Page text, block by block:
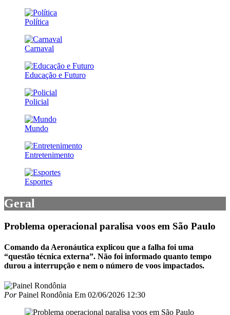
Política
Carnaval
Educação e Futuro
Policial
Mundo
Entretenimento
Esportes
Geral
Problema operacional paralisa voos em São Paulo
Comando da Aeronáutica explicou que a falha foi uma
“questão técnica externa”. Não foi informado quanto tempo
durou a interrupção e nem o número de voos impactados.
PorPainel Rondônia Em 02/06/2026 12:30